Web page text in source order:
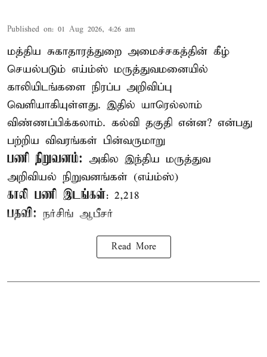
Published on: 01 Aug 2026, 4:26 am
மத்திய சுகாதாரத்துறை அமைச்சகத்தின் கீழ்
செயல்படும் எய்ம்ஸ் மருத்துவமனையில்
காலியிடங்களை நிரப்ப அறிவிப்பு
வெளியாகியுள்ளது. இதில் யாரெல்லாம்
விண்ணப்பிக்கலாம். கல்வி தகுதி என்ன? என்பது
பற்றிய விவரங்கள் பின்வருமாறு
பணி நிறுவனம்: அகில இந்திய மருத்துவ
அறிவியல் நிறுவனங்கள் (எய்ம்ஸ்)
காலி பணி இடங்கள்: 2,218
பதவி: நர்சிங் ஆபீசர்
Read More